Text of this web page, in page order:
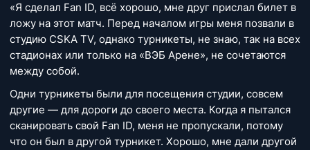
«Я сделал Fan ID, всё хорошо, мне друг прислал билет в
ложу на этот матч. Перед началом игры меня позвали в
студию CSKA TV, однако турникеты, не знаю, так на всех
стадионах или только на «ВЭБ Арене», не сочетаются
между собой.
Одни турникеты были для посещения студии, совсем
другие — для дороги до своего места. Когда я пытался
сканировать свой Fan ID, меня не пропускали, потому
что он был в другой турникет. Хорошо, мне дали другой